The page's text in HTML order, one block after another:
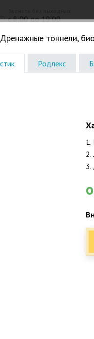
с 8:00 до 19:00
Емкости Погреба.
Дренажные тоннели,
Родлекс
1.
2.
3.